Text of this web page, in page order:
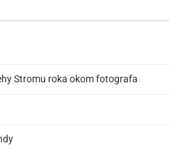
Stromu roka okom fotografa